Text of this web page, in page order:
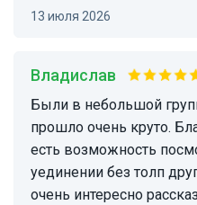
13 июля 2026
Владислав
Были в небольшой группе с Валентиной, все
прошло очень круто.
есть возможность
уединении без толп
очень интересно